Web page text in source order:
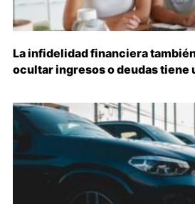
La infidelidad financiera
ocultar ingresos o deudas tiene